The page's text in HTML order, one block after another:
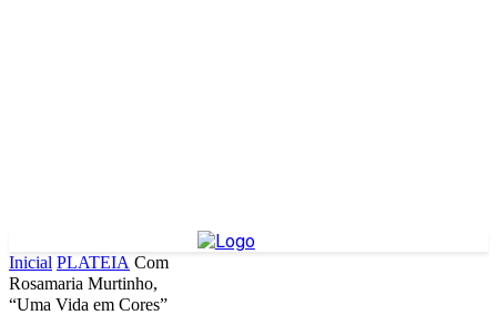
Inicial PLATEIA Com
Rosamaria Murtinho,
“Uma Vida em Cores”